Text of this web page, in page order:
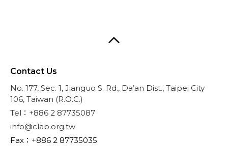
Contact Us
No. 177, Sec. 1, Jianguo S. Rd., Da’an Dist., Taipei City
106, Taiwan (R.O.C.)
Tel：+886 2 87735087
info@clab.org.tw
Fax：+886 2 87735035